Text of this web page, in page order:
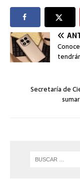
Secretaría de